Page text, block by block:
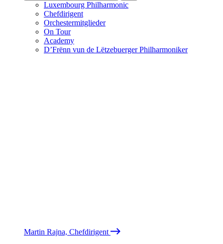
Luxembourg Philharmonic
Chefdirigent
Orchestermitglieder
On Tour
Academy
D’Frënn vun de Lëtzebuerger Philharmoniker
Martin Rajna, Chefdirigent